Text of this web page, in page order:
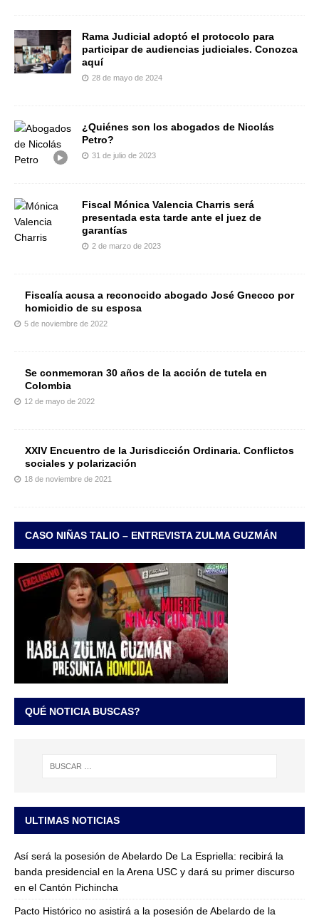
Rama Judicial adoptó el protocolo para
participar de audiencias judiciales. Conozca
aquí
28 de mayo de 2024
¿Quiénes son los abogados de Nicolás
Petro?
31 de julio de 2023
Fiscal Mónica Valencia Charris será
presentada esta tarde ante el juez de
garantías
2 de marzo de 2023
Fiscalía acusa a reconocido abogado José Gnecco por
homicidio de su esposa
5 de noviembre de 2022
Se conmemoran 30 años de la acción de tutela en
Colombia
12 de mayo de 2022
XXIV Encuentro de la Jurisdicción Ordinaria. Conflictos
sociales y polarización
18 de noviembre de 2021
CASO NIÑAS TALIO – ENTREVISTA ZULMA GUZMÁN
QUÉ NOTICIA BUSCAS?
ULTIMAS NOTICIAS
Así será la posesión de Abelardo De La Espriella: recibirá la
banda presidencial en la Arena USC y dará su primer discurso
en el Cantón Pichincha
Pacto Histórico no asistirá a la posesión de Abelardo de la